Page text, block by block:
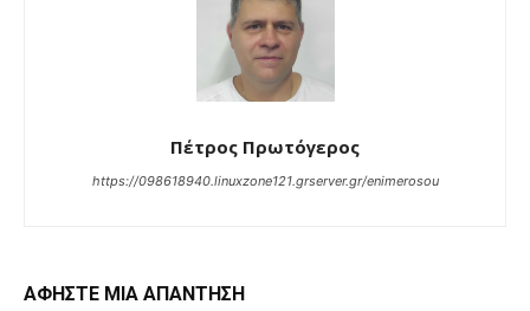
Πέτρος Πρωτόγερος
https://098618940.linuxzone121.grserver.gr/enimerosou
ΑΦΗΣΤΕ ΜΙΑ ΑΠΑΝΤΗΣΗ